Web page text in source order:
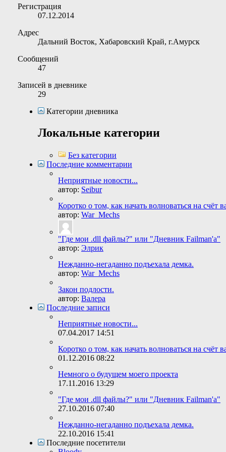
Регистрация
07.12.2014
Адрес
Дальний Восток, Хабаровский Край, г.Амурск
Сообщений
47
Записей в дневнике
29
Категории дневника
Локальные категории
Без категории
Последние комментарии
Неприятные новости...
автор: Seibur
Коротко о том, как начать волноваться на счёт
автор: War_Mechs
"Где мои .dll файлы?" или "Дневник Failman'а"
автор: Элрик
Нежданно-негаданно подъехала демка.
автор: War_Mechs
Закон подлости.
автор: Валера
Последние записи
Неприятные новости...
07.04.2017 14:51
Коротко о том, как начать волноваться на счёт
01.12.2016 08:22
Немного о будущем моего проекта
17.11.2016 13:29
"Где мои .dll файлы?" или "Дневник Failman'а"
27.10.2016 07:40
Нежданно-негаданно подъехала демка.
22.10.2016 15:41
Последние посетители